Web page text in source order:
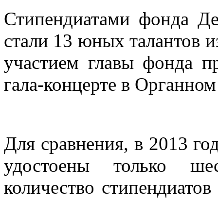
Стипендиатами фонда
стали 13 юных талантов
участием главы фонда
гала-концерте в Органном
Для сравнения, в 2013
удостоены только
количество